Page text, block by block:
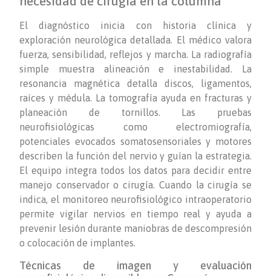
El diagnóstico inicia con historia clínica y
exploración neurológica detallada. El médico valora
fuerza, sensibilidad, reflejos y marcha. La radiografía
simple muestra alineación e inestabilidad. La
resonancia magnética detalla discos, ligamentos,
raíces y médula. La tomografía ayuda en fracturas y
planeación de tornillos. Las pruebas
neurofisiológicas como electromiografía,
potenciales evocados somatosensoriales y motores
describen la función del nervio y guían la estrategia.
El equipo integra todos los datos para decidir entre
manejo conservador o cirugía. Cuando la cirugía se
indica, el monitoreo neurofisiológico intraoperatorio
permite vigilar nervios en tiempo real y ayuda a
prevenir lesión durante maniobras de descompresión
o colocación de implantes.
Técnicas de imagen y evaluación